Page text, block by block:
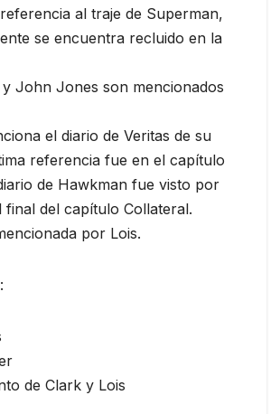
al traje de Superman,
se encuentra recluido en la
John Jones son mencionados
el diario de Veritas de su
referencia fue en el capítulo
de Hawkman fue visto por
final del capítulo Collateral.
por Lois.
de Clark y Lois